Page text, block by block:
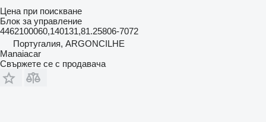
Цена при поискване
Блок за управление
4462100060,140131,81.25806-7072
Португалия, ARGONCILHE
Manaiacar
Свържете се с продавача